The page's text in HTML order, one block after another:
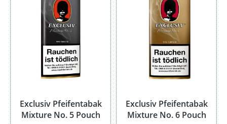
Exclusiv Pfeifentabak
Mixture No. 5 Pouch
Exclusiv Pfeifentabak
Mixture No. 6 Pouch